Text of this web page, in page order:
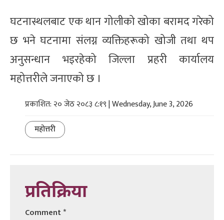
घटनास्थलबाट एक थान गोलीको खोका बरामद गरेको
छ भने घटनामा संलग्न व्यक्तिहरूको खोजी तथा थप
अनुसन्धान भइरहेको जिल्ला प्रहरी कार्यालय
महोत्तरीले जनाएको छ ।
प्रकाशित: २० जेठ २०८३ ८:१९ | Wednesday, June 3, 2026
महोत्तरी
प्रतिक्रिया
Comment*